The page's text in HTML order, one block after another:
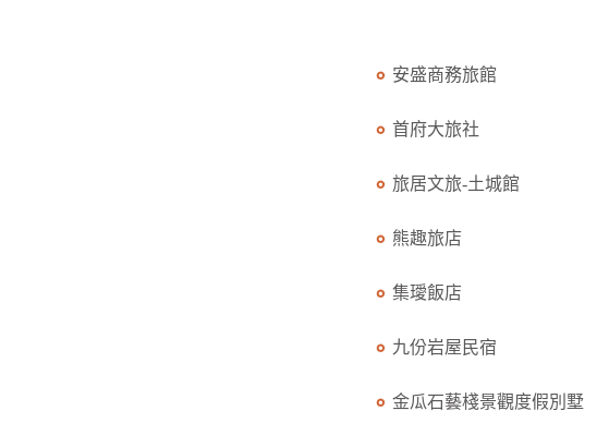
安盛商務旅館
首府大旅社
旅居文旅-土城館
熊趣旅店
集璦飯店
九份岩屋民宿
金瓜石藝棧景觀度假別墅